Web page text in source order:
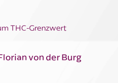
THC-Grenzwert
von der Burg